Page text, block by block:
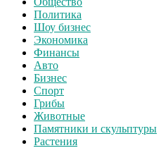
Политика
Шоу бизнес
Экономика
Финансы
Авто
Бизнес
Спорт
Грибы
Животные
Памятники и скульптуры
Растения